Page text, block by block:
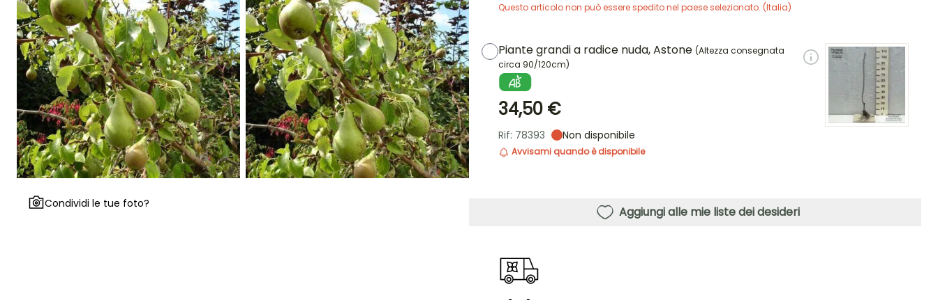
Condividi le tue foto?
Questo articolo non può essere spedito nel paese selezionato. (Italia)
Piante grandi a radice nuda, Astone (Altezza consegnata
circa 90/120cm)
34,50 €
Rif: 78393 Non disponibile
Avvisami quando è disponibile
Aggiungi alle mie liste dei desideri